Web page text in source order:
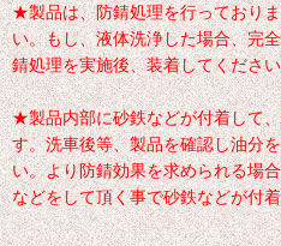
★製品は、防錆処理を行っており
い。もし、液体洗浄した場合、完
錆処理を実施後、装着してくださ
★製品内部に砂鉄などが付着して
す。洗車後等、製品を確認し油分
い。より防錆効果を求められる場
などをして頂く事で砂鉄などが付